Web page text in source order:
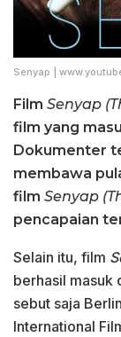
Senyap |
Film Senyap
film yang
Dokumenter
membawa
film Senyap
pencapaian
Selain itu, film
berhasil masuk
sebut saja
International